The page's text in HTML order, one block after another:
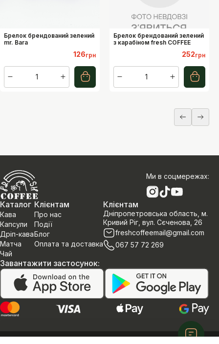
Брелок брендований зелений
mr. Bara
126грн
1
Брелок брендований зелений
з карабіном fresh COFFEE
252грн
1
Ми в соцмережах:
Каталог
Кава
Капсули
Дріп-кава
Матча
Чай
Клієнтам
Про нас
Події
Блог
Оплата та доставка
Клієнтам
Дніпропетровська область, м.
Кривий Ріг, вул. Сєченова, 26
freshcoffeemail@gmail.com
067 57 72 269
Завантажити застосунок: